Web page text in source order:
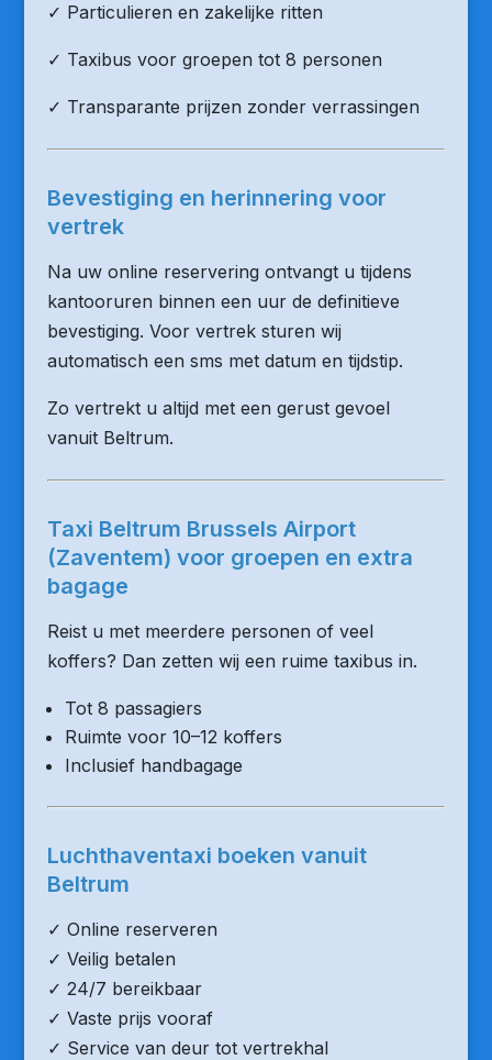
✓ Particulieren en zakelijke ritten
✓ Taxibus voor groepen tot 8 personen
✓ Transparante prijzen zonder verrassingen
Bevestiging en herinnering voor
vertrek
Na uw online reservering ontvangt u tijdens
kantooruren binnen een uur de definitieve
bevestiging. Voor vertrek sturen wij
automatisch een sms met datum en tijdstip.
Zo vertrekt u altijd met een gerust gevoel
vanuit Beltrum.
Taxi Beltrum Brussels Airport
(Zaventem) voor groepen en extra
bagage
Reist u met meerdere personen of veel
koffers? Dan zetten wij een ruime taxibus in.
Tot 8 passagiers
Ruimte voor 10–12 koffers
Inclusief handbagage
Luchthaventaxi boeken vanuit
Beltrum
✓ Online reserveren
✓ Veilig betalen
✓ 24/7 bereikbaar
✓ Vaste prijs vooraf
✓ Service van deur tot vertrekhal